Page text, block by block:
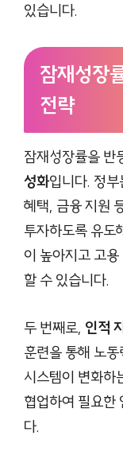
있습니다.
잠재성장
전략
잠재성장률을 반
성화입니다. 정
혜택, 금융 지원
투자하도록 유도
이 높아지고 고
할 수 있습니다.
두 번째로, 인적
훈련을 통해 노
시스템이 변화하
협업하여 필요한
다.